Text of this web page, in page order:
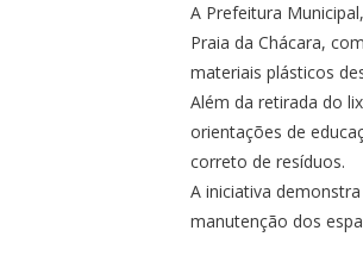
A Prefeitura
Praia da Chácara,
materiais plásticos
Além da retirada do
orientações de
correto de resíduos.
A iniciativa
manutenção dos